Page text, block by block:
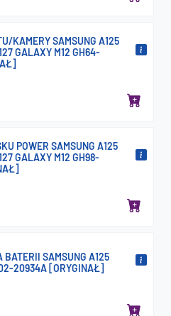
KAMERY SAMSUNG A125
GALAXY M12 GH64-
POWER SAMSUNG A125
GALAXY M12 GH98-
BATERII SAMSUNG A125
20934A [ORYGINAŁ]